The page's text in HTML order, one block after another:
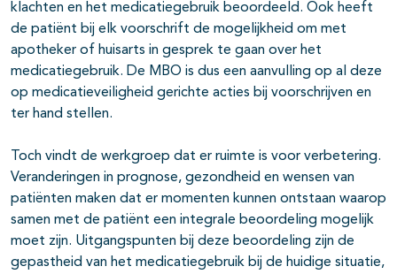
klachten en het medicatiegebruik beoordeeld. Ook heeft
de patiënt bij elk voorschrift de mogelijkheid om met
apotheker of huisarts in gesprek te gaan over het
medicatiegebruik. De MBO is dus een aanvulling op al deze
op medicatieveiligheid gerichte acties bij voorschrijven en
ter hand stellen.
Toch vindt de werkgroep dat er ruimte is voor verbetering.
Veranderingen in prognose, gezondheid en wensen van
patiënten maken dat er momenten kunnen ontstaan waarop
samen met de patiënt een integrale beoordeling mogelijk
moet zijn. Uitgangspunten bij deze beoordeling zijn de
gepastheid van het medicatiegebruik bij de huidige situatie,